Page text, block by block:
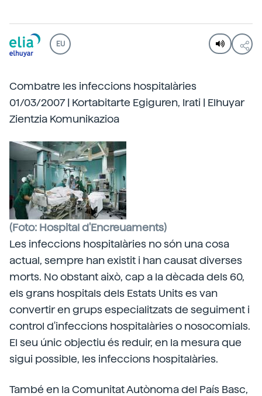
EU
Combatre les infeccions hospitalàries
01/03/2007 | Kortabitarte Egiguren, Irati | Elhuyar
Zientzia Komunikazioa
(Foto: Hospital d'Encreuaments)
Les infeccions hospitalàries no són una cosa
actual, sempre han existit i han causat diverses
morts. No obstant això, cap a la dècada dels 60,
els grans hospitals dels Estats Units es van
convertir en grups especialitzats de seguiment i
control d'infeccions hospitalàries o nosocomials.
El seu únic objectiu és reduir, en la mesura que
sigui possible, les infeccions hospitalàries.
També en la Comunitat Autònoma del País Basc,